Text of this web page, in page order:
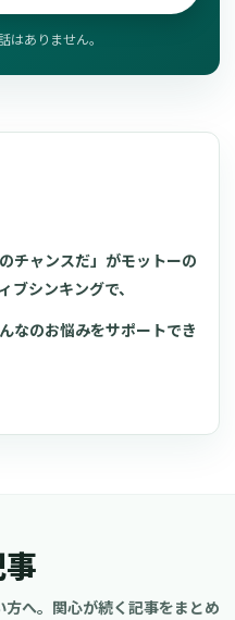
はありません。
チャンスだ」がモットーの
ブシンキングで、
なのお悩みをサポートでき
へ。関心が続く記事をまとめ